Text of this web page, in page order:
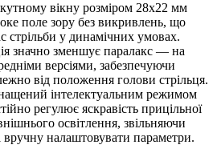
вікну розміром 28x22 мм
поле зору без викривлень, що
стрільби у динамічних умовах.
значно зменшує паралакс — на
версіями, забезпечуючи
від положення голови стрільця.
інтелектуальним режимом
регулює яскравість прицільної
освітлення, звільняючи
вручну налаштовувати параметри.